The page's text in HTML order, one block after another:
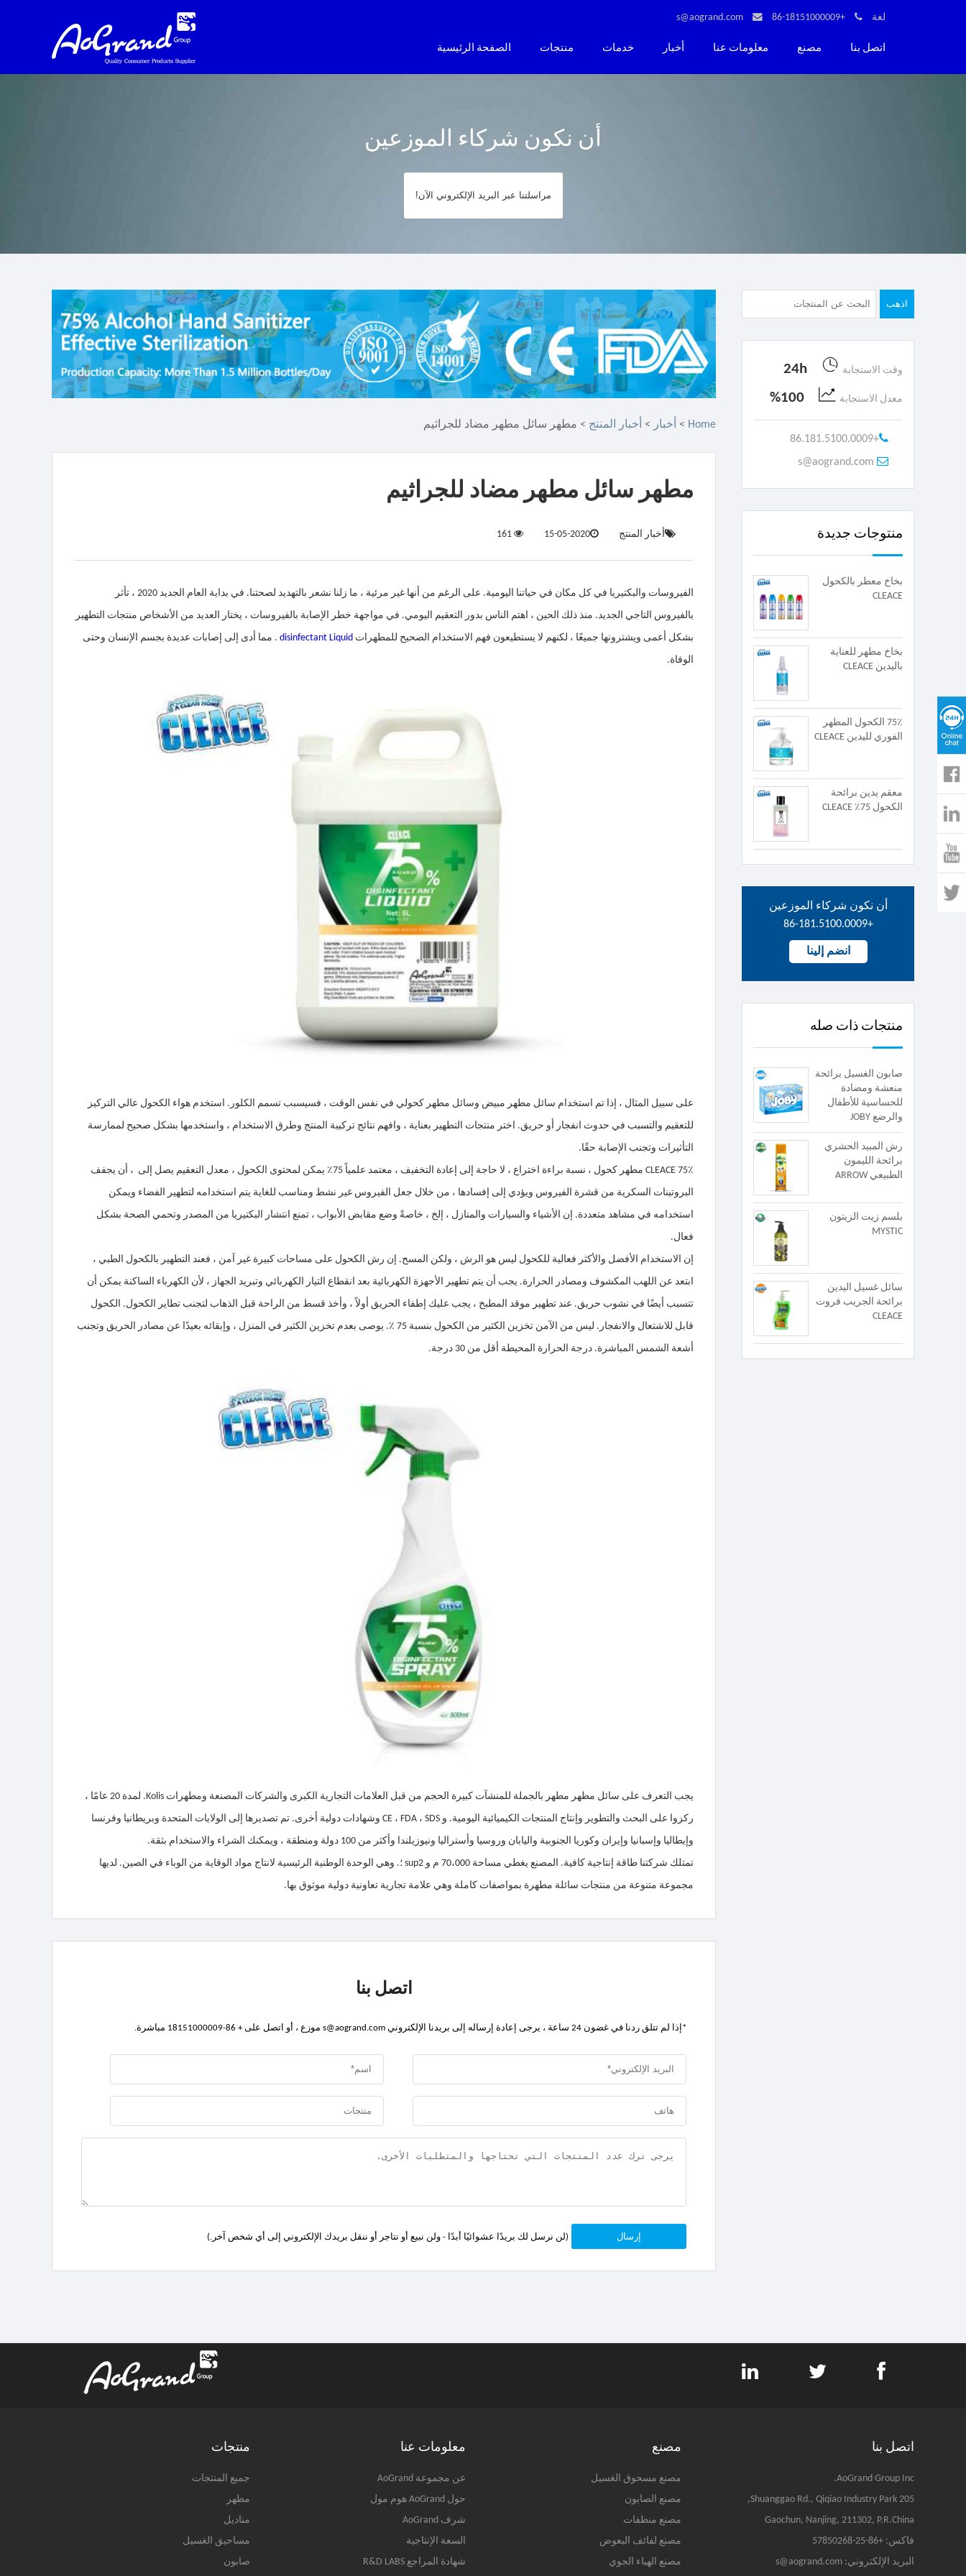
لغة +86-18151000009
s@aogrand.com
الصفحة الرئيسية منتجات خدمات أخبار معلومات عنا مصنع اتصل بنا
أن نكون شركاء الموزعين
مراسلتنا عبر البريد الإلكتروني الآن!
Home
> أخبار > أخبار المنتج > مطهر سائل مطهر مضاد للجراثيم
مطهر سائل مطهر مضاد للجراثيم
أخبار المنتج 2020-05-15
161
الفيروسات والبكتيريا في كل مكان في حياتنا اليومية. على الرغم من أنها غير مرئية ، ما زلنا نشعر بالتهديد لصحتنا. في بداية العام الجديد 2020 ، تأثر
بالفيروس التاجي الجديد. منذ ذلك الحين ، اهتم الناس بدور التعقيم اليومي. في مواجهة خطر الإصابة بالفيروسات ، يختار العديد من الأشخاص منتجات التطهير
بشكل أعمى ويشترونها جميعًا ، لكنهم لا يستطيعون فهم الاستخدام الصحيح للمطهرات disinfectant Liquid . مما أدى إلى إصابات عديدة بجسم الإنسان وحتى
الوفاة.
على سبيل المثال ، إذا تم استخدام سائل مطهر مبيض وسائل مطهر كحولي في نفس الوقت ، فسيسبب تسمم الكلور. استخدم هواء الكحول عالي التركيز
للتعقيم والتسبب في حدوث انفجار أو حريق. اختر منتجات التطهير بعناية ، وافهم نتائج تركيبة المنتج وطرق الاستخدام ، واستخدمها بشكل صحيح لممارسة
التأثيرات وتجنب الإصابة حقًا.
CLEACE 75٪ مطهر كحول ، نسبة براءة اختراع ، لا حاجة إلى إعادة التخفيف ، معتمد علمياً 75٪ يمكن لمحتوى الكحول ، معدل التعقيم يصل إلى ، أن يجفف
البروتينات السكرية من قشرة الفيروس ويؤدي إلى إفسادها ، من خلال جعل الفيروس غير نشط ومناسب للغاية يتم استخدامه لتطهير الفضاء ويمكن
استخدامه في مشاهد متعددة. إن الأشياء والسيارات والمنازل ، إلخ ، خاصةً وضع مقابض الأبواب ، تمنع انتشار البكتيريا من المصدر وتحمي الصحة بشكل
فعال.
إن الاستخدام الأفضل والأكثر فعالية للكحول ليس هو الرش ، ولكن المسح. إن رش الكحول على مساحات كبيرة غير آمن ، فعند التطهير بالكحول الطبي ،
ابتعد عن اللهب المكشوف ومصادر الحرارة. يجب أن يتم تطهير الأجهزة الكهربائية بعد انقطاع التيار الكهربائي وتبريد الجهاز ، لأن الكهرباء الساكنة يمكن أن
تتسبب أيضًا في نشوب حريق. عند تطهير موقد المطبخ ، يجب عليك إطفاء الحريق أولاً ، وأخذ قسط من الراحة قبل الذهاب لتجنب تطاير الكحول. الكحول
قابل للاشتعال والانفجار. ليس من الآمن تخزين الكثير من الكحول بنسبة 75 ٪. يوصى بعدم تخزين الكثير في المنزل ، وإبقائه بعيدًا عن مصادر الحريق وتجنب
أشعة الشمس المباشرة. درجة الحرارة المحيطة أقل من 30 درجة.
يجب التعرف على سائل مطهر مطهر بالجملة للمنشآت كبيرة الحجم من قبل العلامات التجارية الكبرى والشركات المصنعة ومطهرات Kolis. لمدة 20 عامًا ،
ركزوا على البحث والتطوير وإنتاج المنتجات الكيميائية اليومية. و CE ، FDA ، SDS وشهادات دولية أخرى. تم تصديرها إلى الولايات المتحدة وبريطانيا وفرنسا
وإيطاليا وإسبانيا وإيران وكوريا الجنوبية واليابان وروسيا وأستراليا ونيوزيلندا وأكثر من 100 دولة ومنطقة ، ويمكنك الشراء والاستخدام بثقة.
تمتلك شركتنا طاقة إنتاجية كافية. المصنع يغطي مساحة 70،000 م و sup2 ؛. وهي الوحدة الوطنية الرئيسية لانتاج مواد الوقاية من الوباء في الصين. لديها
مجموعة متنوعة من منتجات سائلة مطهرة بمواصفات كاملة وهي علامة تجارية تعاونية دولية موثوق بها.
اتصل بنا
*إذا لم تتلق ردنا في غضون 24 ساعة ، يرجى إعادة إرساله إلى بريدنا الإلكتروني s@aogrand.com موزع ، أو اتصل على + 86-18151000009 مباشرة.
إرسال (لن نرسل لك بريدًا عشوائيًا أبدًا - ولن نبيع أو نتاجر أو ننقل بريدك الإلكتروني إلى أي شخص آخر.)
اذهب
وقت الاستجابة 24h
معدل الاستجابة 100%
+86.181.5100.0009
منتوجات جديدة
بخاخ معطر بالكحول
CLEACE
بخاخ مطهر للعناية
باليدين CLEACE
75٪ الكحول المطهر
الفوري لليدين CLEACE
معقم يدين برائحة
الكحول 75٪ CLEACE
أن نكون شركاء الموزعين
+86-181.5100.0009
انضم إلينا
منتجات ذات صله
صابون الغسيل برائحة
منعشة ومضادة
للحساسية للأطفال
والرضع JOBY
رش المبيد الحشري
برائحة الليمون
الطبيعي ARROW
بلسم زيت الزيتون
MYSTIC
سائل غسيل اليدين
برائحة الجريب فروت
CLEACE
منتجات
جميع المنتجات
مطهر
مناديل
مساحيق الغسيل
صابون
معلومات عنا
عن مجموعة AoGrand
حول AoGrand هوم مول
شرف AoGrand
السعة الإنتاجية
شهادة المراجع R&D LABS
مصنع
مصنع مسحوق الغسيل
مصنع الصابون
مصنع منظفات
مصنع لفائف البعوض
مصنع الهباء الجوي
اتصل بنا
AoGrand Group Inc.
205 Shuanggao Rd., Qiqiao Industry Park,
Gaochun, Nanjing, 211302, P.R.China
فاكس: +86-25-57850268
البريد الإلكتروني: s@aogrand.com